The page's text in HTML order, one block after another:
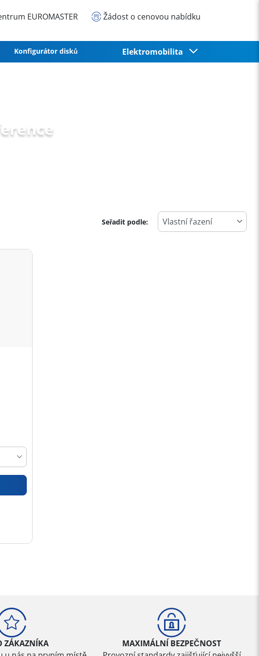
EUROMASTER Žádost o cenovou nabídku
Konfigurátor disků Elektromobilita
Seřadit podle:
ZÁKAZNÍKA
MAXIMÁLNÍ BEZPEČNOST